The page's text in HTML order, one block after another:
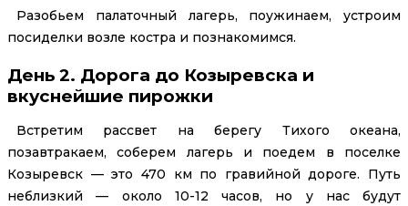
Разобьем палаточный лагерь, поужинаем, устроим
посиделки возле костра и познакомимся.
День 2. Дорога до Козыревска и
вкуснейшие пирожки
Встретим рассвет на берегу Тихого океана,
позавтракаем, соберем лагерь и поедем в поселке
Козыревск — это 470 км по гравийной дороге. Путь
неблизкий — около 10-12 часов, но у нас будут